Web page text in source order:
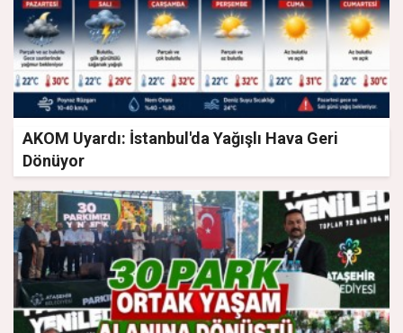
AKOM Uyardı: İstanbul'da Yağışlı Hava Geri
Dönüyor